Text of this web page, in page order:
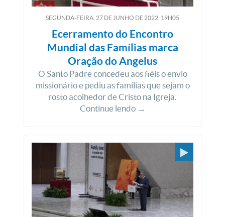
SEGUNDA-FEIRA, 27 DE JUNHO DE 2022, 19H05
Ecerramento do Encontro
Mundial das Famílias marca
Oração do Angelus
O Santo Padre concedeu aos fiéis o envio
missionário e pediu as famílias que sejam o
rosto acolhedor de Cristo na Igreja.
Continue lendo →